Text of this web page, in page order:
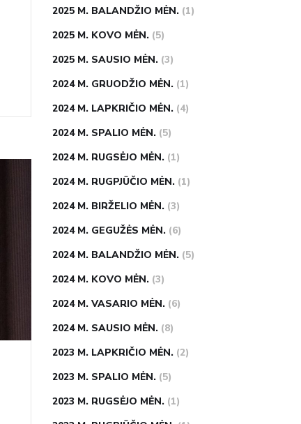
2025 M. BALANDŽIO MĖN. (1)
2025 M. KOVO MĖN. (5)
2025 M. SAUSIO MĖN. (3)
2024 M. GRUODŽIO MĖN. (1)
2024 M. LAPKRIČIO MĖN. (4)
2024 M. SPALIO MĖN. (5)
2024 M. RUGSĖJO MĖN. (1)
2024 M. RUGPJŪČIO MĖN. (1)
2024 M. BIRŽELIO MĖN. (3)
2024 M. GEGUŽĖS MĖN. (6)
2024 M. BALANDŽIO MĖN. (5)
2024 M. KOVO MĖN. (3)
2024 M. VASARIO MĖN. (6)
2024 M. SAUSIO MĖN. (8)
2023 M. LAPKRIČIO MĖN. (2)
2023 M. SPALIO MĖN. (5)
2023 M. RUGSĖJO MĖN. (1)